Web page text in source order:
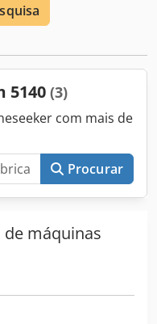
5140 (3)
com mais de
Procurar
de máquinas